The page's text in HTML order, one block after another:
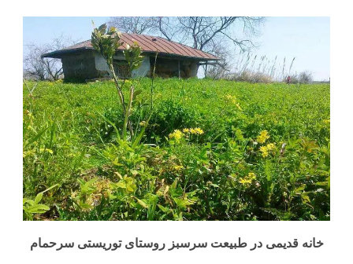
خانه قدیمی در طبیعت سرسبز روستای توریستی سرحمام